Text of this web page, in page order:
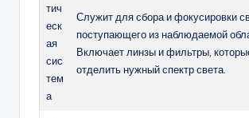
тич
еск
ая
сис
тем
а
Служит для сбора и фокусировки
поступающего из наблюдаемой
Включает линзы и фильтры,
отделить нужный спектр света.